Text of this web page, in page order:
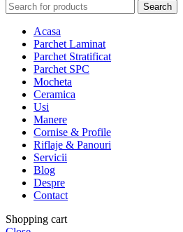
Search
Acasa
Parchet Laminat
Parchet Stratificat
Parchet SPC
Mocheta
Ceramica
Usi
Manere
Cornise & Profile
Riflaje & Panouri
Servicii
Blog
Despre
Contact
Shopping cart